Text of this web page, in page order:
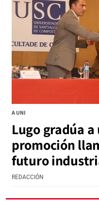
A UNI
Lugo gradúa a
promoción
futuro
REDACCIÓN